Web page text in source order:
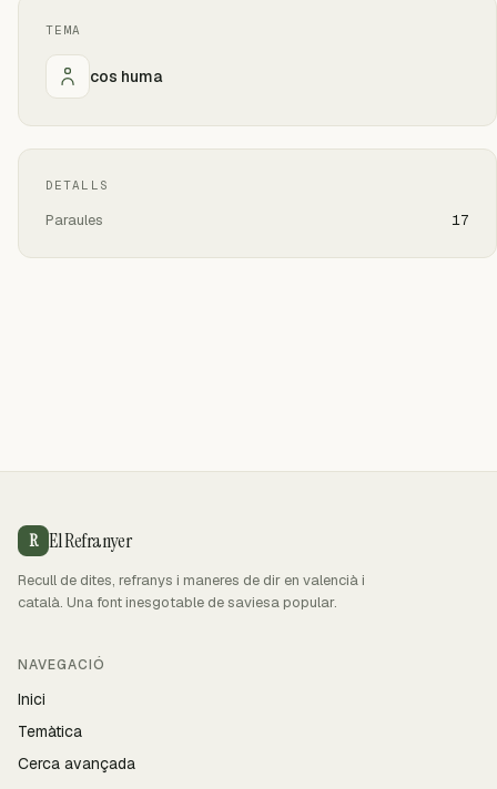
TEMA
cos huma
DETALLS
Paraules 17
R El Refranyer
Recull de dites, refranys i maneres de dir en valencià i
català. Una font inesgotable de saviesa popular.
NAVEGACIÓ
Inici
Temàtica
Cerca avançada